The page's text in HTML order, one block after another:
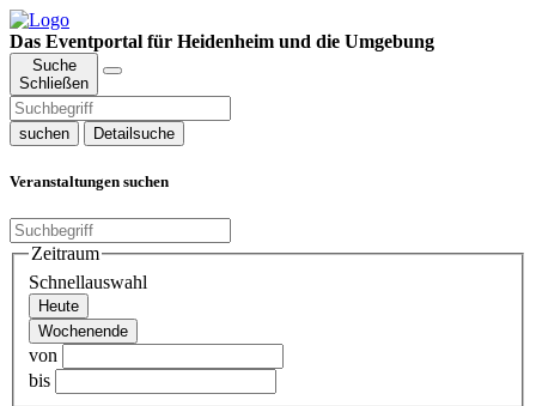
Das Eventportal für Heidenheim und die Umgebung
Suche
Schließen
suchen Detailsuche
Veranstaltungen suchen
Zeitraum
Schnellauswahl
Heute
Wochenende
von
bis